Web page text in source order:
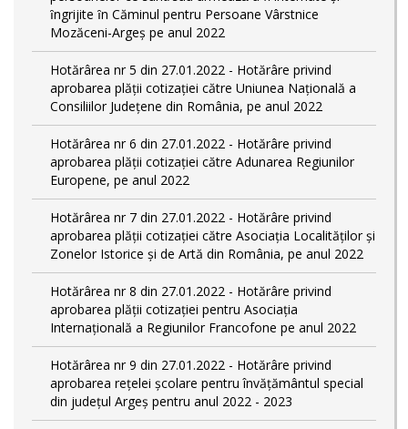
ȋngrijite ȋn Căminul pentru Persoane Vârstnice
Mozăceni-Argeș pe anul 2022
Hotărârea nr 5 din 27.01.2022 - Hotărâre privind
aprobarea plății cotizației către Uniunea Națională a
Consiliilor Județene din România, pe anul 2022
Hotărârea nr 6 din 27.01.2022 - Hotărâre privind
aprobarea plății cotizației către Adunarea Regiunilor
Europene, pe anul 2022
Hotărârea nr 7 din 27.01.2022 - Hotărâre privind
aprobarea plății cotizației către Asociația Localităților și
Zonelor Istorice și de Artă din România, pe anul 2022
Hotărârea nr 8 din 27.01.2022 - Hotărâre privind
aprobarea plății cotizației pentru Asociația
Internațională a Regiunilor Francofone pe anul 2022
Hotărârea nr 9 din 27.01.2022 - Hotărâre privind
aprobarea rețelei școlare pentru învățământul special
din județul Argeș pentru anul 2022 - 2023